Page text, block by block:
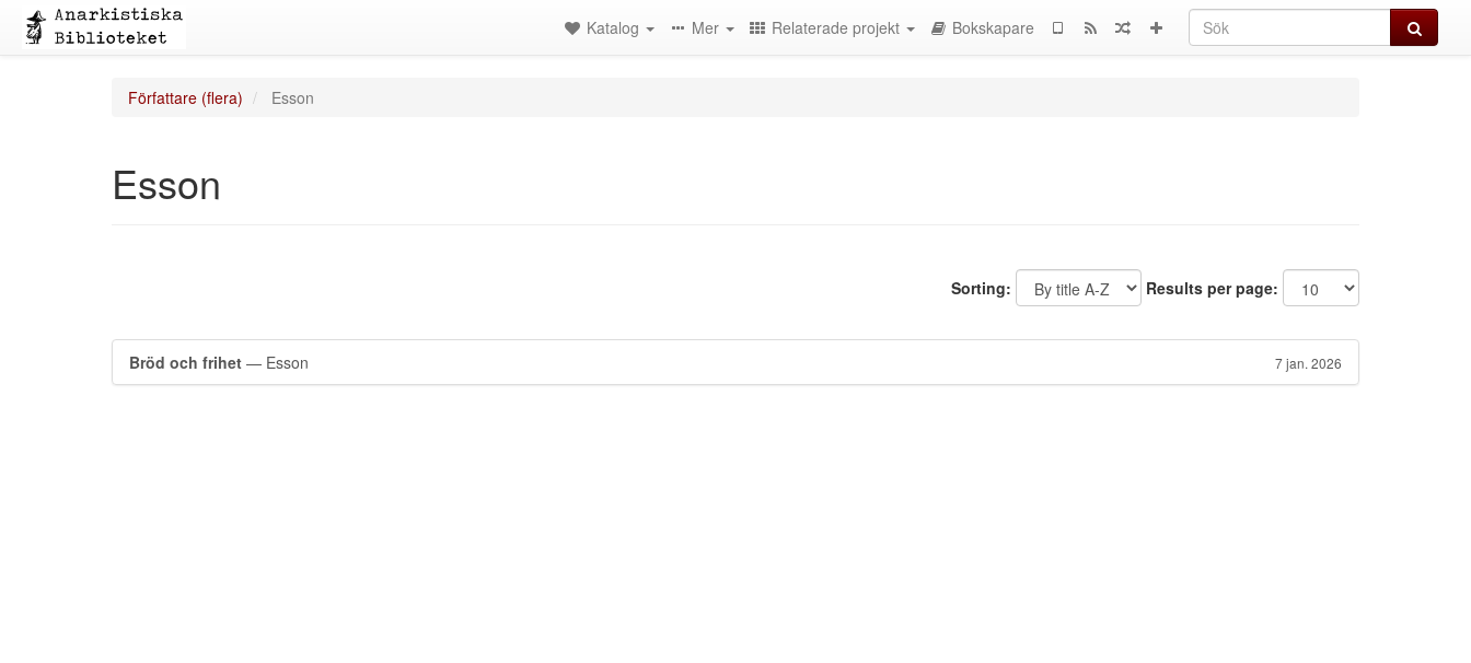
Sök
Katalog Mer Relaterade projekt Bokskapare
Författare (flera) Esson
Esson
Sorting: Results per page:
Bröd och frihet — Esson 7 jan. 2026